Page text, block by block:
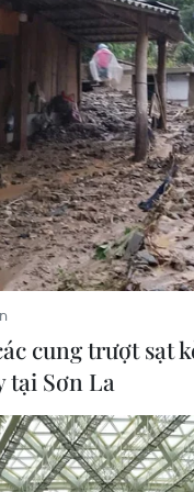
độ cao 9.000 m
của Thổ Nhĩ Kỳ bị
Đen
chủ quyền số?
khách nội địa đầu
cung trượt sạt
tại Sơn La